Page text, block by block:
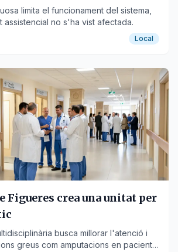
limita el funcionament del sistema,
assistencial no s'ha vist afectada.
Local
Figueres crea una unitat per
busca millorar l'atenció i
greus com amputacions en pacients